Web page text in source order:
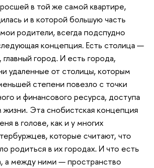
в той же самой квартире,
и в которой большую часть
родители, всегда подспудно
концепция. Есть столица —
город. И есть города,
удаленные от столицы, которым
степени повезло с точки
и финансового ресурса, доступа
жизни. Эта снобистская концепция
в голове, как и у многих
которые считают, что
родиться в их городах. И что есть
а между ними — пространство